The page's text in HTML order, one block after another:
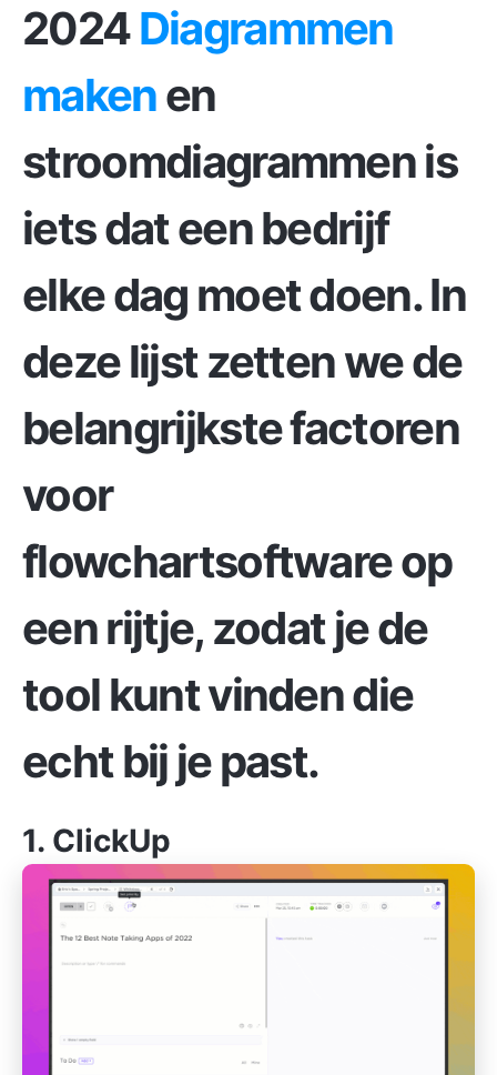
2024Diagrammen
makenen
stroomdiagrammen is
iets dat een bedrijf
elke dag moet doen. In
deze lijst zetten we de
belangrijkste factoren
voor
flowchartsoftware op
een rijtje, zodat je de
tool kunt vinden die
echt bij je past.
1. ClickUp